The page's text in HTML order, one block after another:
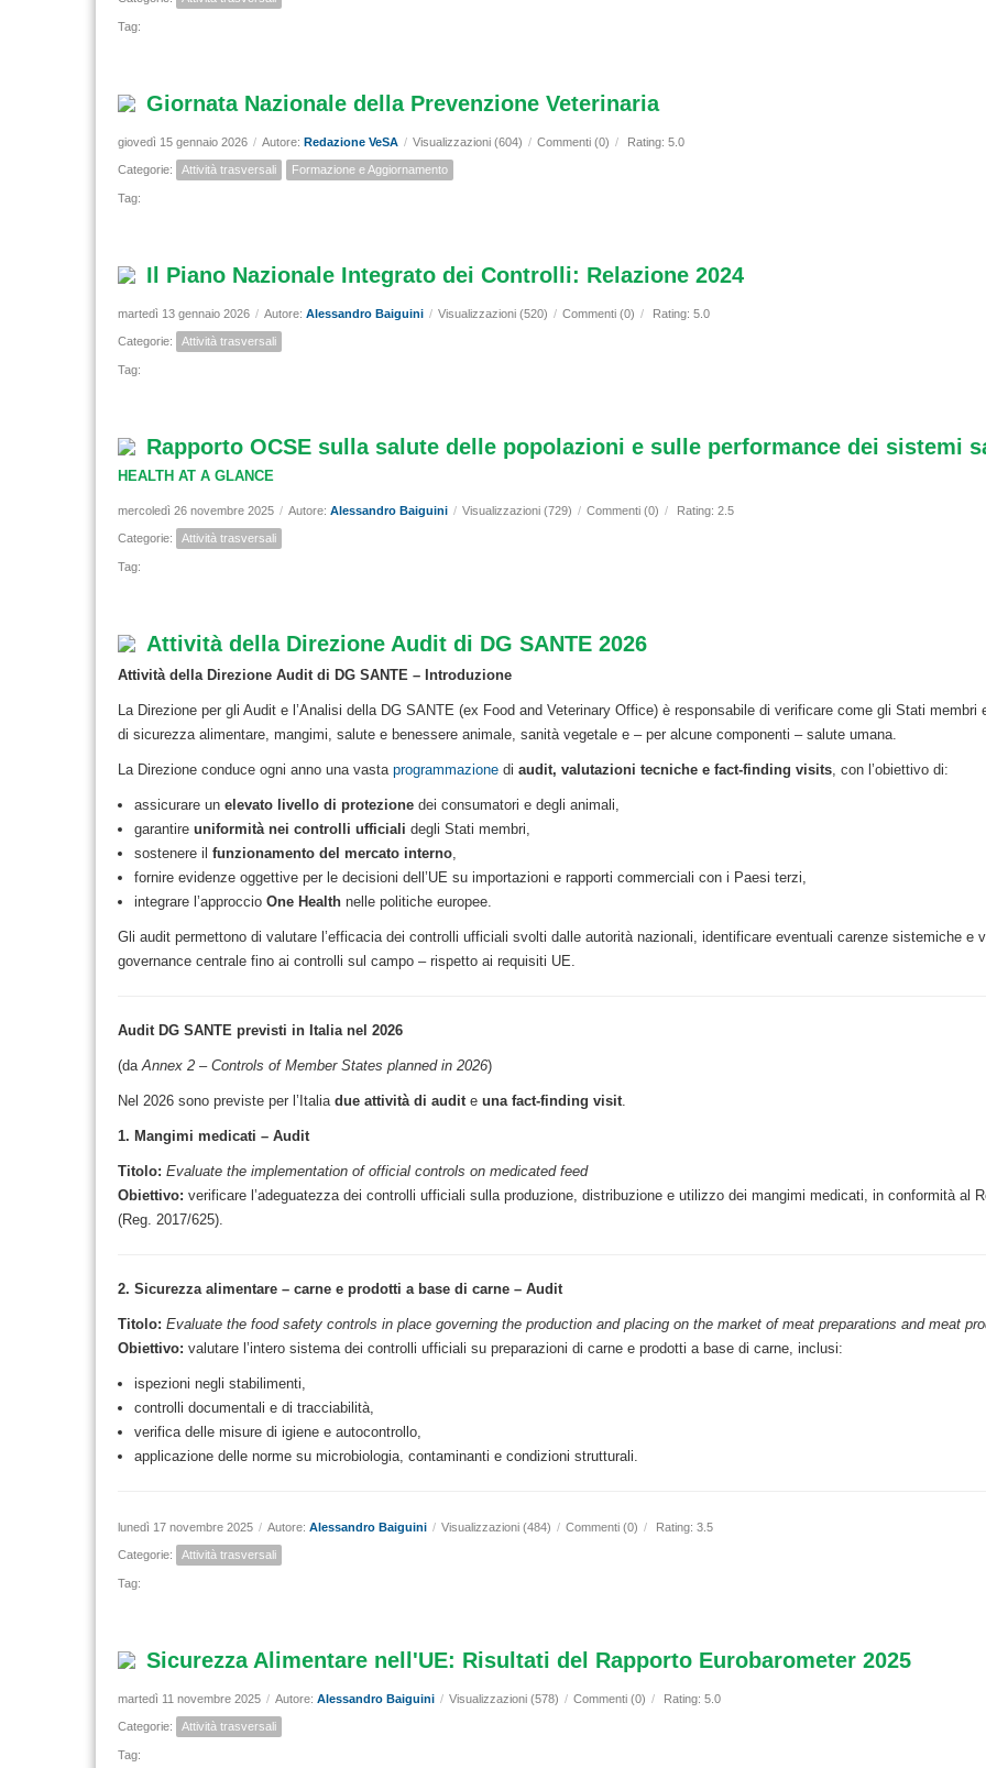
Tag:
Giornata Nazionale della Prevenzione Veterinaria
giovedì 15 gennaio 2026 / Autore: Redazione VeSA / Visualizzazioni (604) / Commenti (0) / Rating: 5.0
Categorie: Attività trasversali Formazione e Aggiornamento
Tag:
Il Piano Nazionale Integrato dei Controlli: Relazione 2024
martedì 13 gennaio 2026 / Autore: Alessandro Baiguini / Visualizzazioni (520) / Commenti (0) / Rating: 5.0
Categorie: Attività trasversali
Tag:
Rapporto OCSE sulla salute delle popolazioni e sulle performance dei sistemi
HEALTH AT A GLANCE
mercoledì 26 novembre 2025 / Autore: Alessandro Baiguini / Visualizzazioni (729) / Commenti (0) / Rating: 2.5
Categorie: Attività trasversali
Tag:
Attività della Direzione Audit di DG SANTE 2026
Attività della Direzione Audit di DG SANTE – Introduzione
La Direzione per gli Audit e l’Analisi della DG SANTE (ex Food and Veterinary Office) è responsabile di verificare come gli Stati
di sicurezza alimentare, mangimi, salute e benessere animale, sanità vegetale e – per alcune componenti – salute umana.
La Direzione conduce ogni anno una vasta programmazione di audit, valutazioni tecniche e fact-finding visits, con l’obiettivo di:
assicurare un elevato livello di protezione dei consumatori e degli animali,
garantire uniformità nei controlli ufficiali degli Stati membri,
sostenere il funzionamento del mercato interno,
fornire evidenze oggettive per le decisioni dell’UE su importazioni e rapporti commerciali con i Paesi terzi,
integrare l’approccio One Health nelle politiche europee.
Gli audit permettono di valutare l’efficacia dei controlli ufficiali svolti dalle autorità nazionali, identificare eventuali carenze sistemiche e
governance centrale fino ai controlli sul campo – rispetto ai requisiti UE.
Audit DG SANTE previsti in Italia nel 2026
(daAnnex 2 – Controls of Member States planned in 2026)
Nel 2026 sono previste per l’Italia due attività di audite una fact-finding visit.
1. Mangimi medicati – Audit
Titolo: Evaluate the implementation of official controls on medicated feed
Obiettivo: verificare l’adeguatezza dei controlli ufficiali sulla produzione, distribuzione e utilizzo dei mangimi medicati, in conformità al
(Reg. 2017/625).
2. Sicurezza alimentare – carne e prodotti a base di carne – Audit
Titolo: Evaluate the food safety controls in place governing the production and placing on the market of meat preparations and meat
Obiettivo: valutare l’intero sistema dei controlli ufficiali su preparazioni di carne e prodotti a base di carne, inclusi:
ispezioni negli stabilimenti,
controlli documentali e di tracciabilità,
verifica delle misure di igiene e autocontrollo,
applicazione delle norme su microbiologia, contaminanti e condizioni strutturali.
lunedì 17 novembre 2025 / Autore: Alessandro Baiguini / Visualizzazioni (484) / Commenti (0) / Rating: 3.5
Categorie: Attività trasversali
Tag:
Sicurezza Alimentare nell'UE: Risultati del Rapporto Eurobarometer 2025
martedì 11 novembre 2025 / Autore: Alessandro Baiguini / Visualizzazioni (578) / Commenti (0) / Rating: 5.0
Categorie: Attività trasversali
Tag: